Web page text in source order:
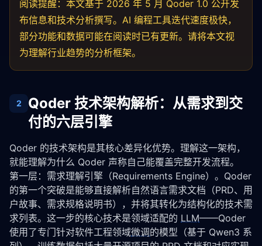
阅读提醒：本文基于 2026 年 5 月 Qoder 1.0 公开发
布信息和技术分析撰写。AI 编程工具迭代速度极快，
部分功能和数据可能在阅读时已有更新。请将本文视
为理解行业趋势的分析框架。
2
Qoder 技术架构解析：从需求到交
付的六层引擎
Qoder 的技术架构是其核心差异化优势。理解这一架构，
就能理解为什么 Qoder 声称自己能覆盖完整开发流程。
第一层：需求理解引擎（Requirements Engine）。Qoder
的第一个突破是能够直接解析自然语言需求文档（PRD、用
户故事、需求规格说明书），并将其转化为结构化的技术需
求列表。这一步的核心技术是领域适配的 LLM——Qoder
使用了专门针对软件工程领域微调的模型（基于 Qwen3 系